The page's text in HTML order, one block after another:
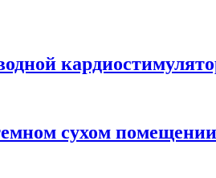
сухом помещении